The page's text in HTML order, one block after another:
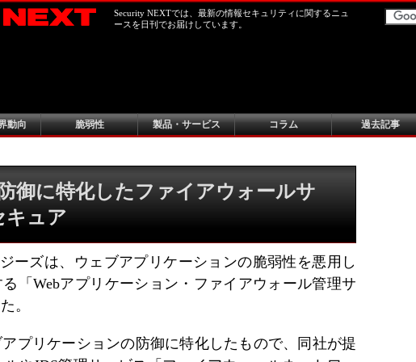
Security NEXTでは、最新の情報セキュリティに関するニュ
ースを日刊でお届けしています。
動向 脆弱性 製品・サービス コラム 過去記事
御に特化したファイアウォールサ
キュア
ーズは、ウェブアプリケーションの脆弱性を悪用し
「Webアプリケーション・ファイアウォール管理サ
。
プリケーションの防御に特化したもので、同社が提